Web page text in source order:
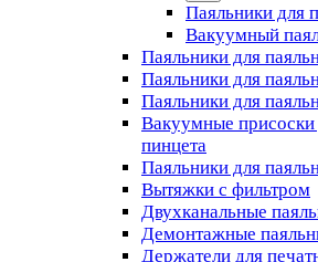
Паяльники для
Вакуумный
Паяльники для
Паяльники для
Паяльники для
Вакуумные присоски
пинцета
Паяльники для
Вытяжки с фильтром
Двухканальные
Демонтажные
Держатели для